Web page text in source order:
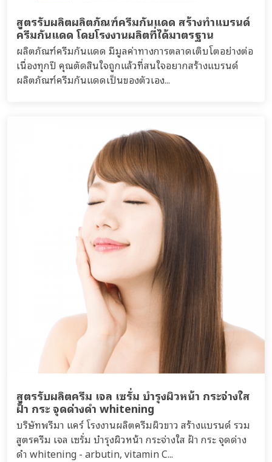
สูตรรับผลิตผลิตภัณฑ์ครีมกันแดด สร้างทำแบรนด์
ครีมกันแดด โดยโรงงานผลิตที่ได้มาตรฐาน
ผลิตภัณฑ์ครีมกันแดด มีมูลค่าทางการตลาดเติบโตอย่างต่อ
เนื่องทุกปี คุณตัดสินใจถูกแล้วที่สนใจอยากสร้างแบรนด์
ผลิตภัณฑ์ครีมกันแดดเป็นของตัวเอง...
สูตรรับผลิตครีม เจล เซรั่ม บำรุงผิวหน้า กระจ่างใส
ฝ้า กระ จุดด่างดำ whitening
บริษัทพรีมา แคร์ โรงงานผลิตครีมผิวขาว สร้างแบรนด์ รวม
สูตรครีม เจล เซรั่ม บำรุงผิวหน้า กระจ่างใส ฝ้า กระ จุดด่าง
ดำ whitening - arbutin, vitamin C...